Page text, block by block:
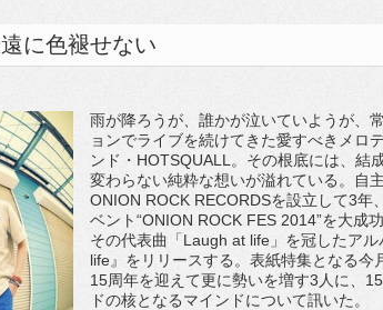
に色褪せない
雨が降ろうが、誰かが泣いていようが、
ョンでライブを続けてきた愛すべきメロ
ンド・HOTSQUALL。その根底には、結
変わらない純粋な想いが溢れている。自
ONION ROCK RECORDSを設立して3年
ベント“ONION ROCK FES 2014”を大成
その代表曲「Laugh at life」を冠したア
life』をリリースする。表紙特集となる今
15周年を迎えて更に勢いを増す3人に、
ドの核となるマインドについて訊いた。